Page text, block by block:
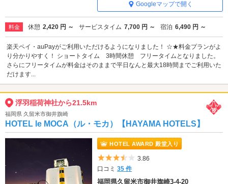
Googleマップで開く
料金 休憩 2,420 円 ～ サービスタイム 7,700 円 ～ 宿泊 6,490 円 ～
楽天ペイ・auPayがご利用いただけるようになりました！ ☆★料金プランがよ
り分かりやすく！ ショートタイム 3時間休憩 フリータイムとなりました。
さらにフリータイムが料金はそのままで平日なんと最大18時間までご利用いた
だけます...
浮羽稲荷神社から21.5km
福岡県 久留米市御井旗崎
HOTEL le MOCA（ル・モカ）【HAYAMA HOTELS】
HOTEL AWARD 殿堂入り
5つ星のうち3.5
3.86
口コミ35 件
福岡県久留米市御井旗崎3-4-20